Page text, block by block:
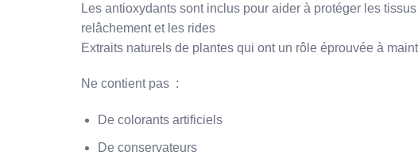
Les antioxydants sont inclus pour aider à protéger les
relâchement et les rides
Extraits naturels de plantes qui ont un rôle éprouvée à
Ne contient pas :
De colorants artificiels
De conservateurs